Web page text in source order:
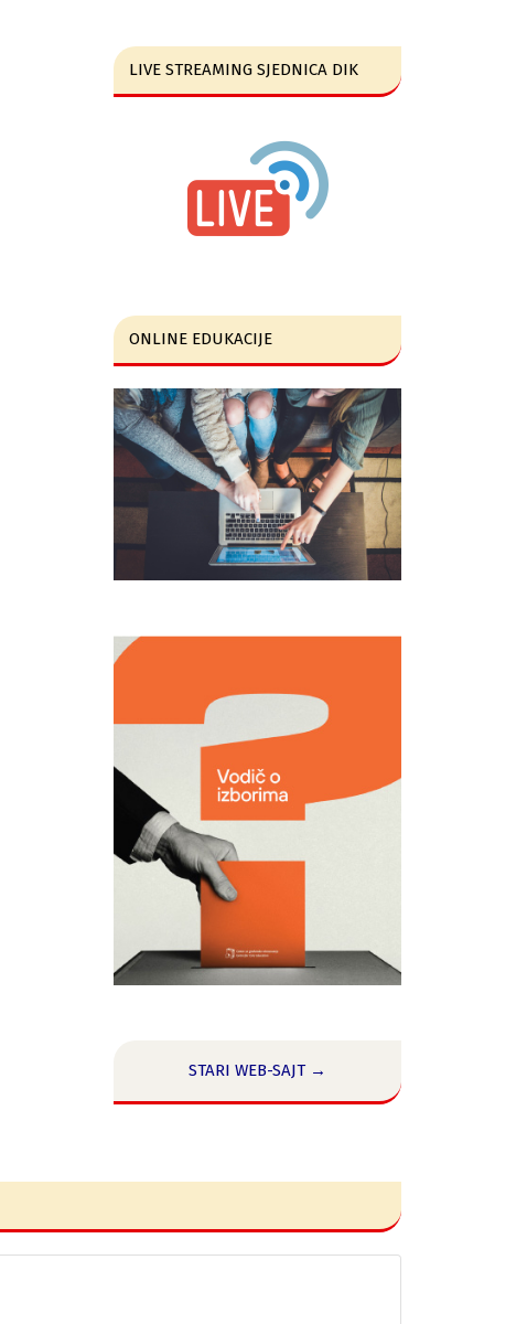
LIVE STREAMING SJEDNICA DIK
ONLINE EDUKACIJE
STARI WEB-SAJT →